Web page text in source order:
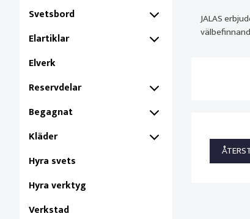
Svetsbord
Elartiklar
Elverk
Reservdelar
Begagnat
Kläder
Hyra svets
Hyra verktyg
Verkstad
JALAS